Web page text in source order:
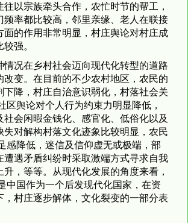
以宗族牵头合作，农忙时节的帮工，
频率都比较高，邻里亲缘、老人在联接
面的作用非常明显，村庄舆论对村庄成
强。
情况在乡村社会迈向现代化转型的道路
改变。在目前的不少农村地区，农民的
下降，村庄自治意识弱化，村落社会关
区舆论对个人行为约束力明显降低，
社会闲暇金钱化、感官化、低俗化以及
失对解构村落文化迹象比较明显，农民
感降低，迷信及信仰虚无或极端，部
遭遇矛盾纠纷时采取激端方式寻求自我
，等等。从现代化发展的角度来看，
中国作为一个后发现代化国家，在资
，村庄逐步解体，文化裂变的一部分表